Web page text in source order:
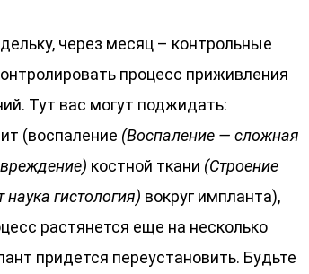
через месяц – контрольные
процесс приживления
Тут вас могут поджидать:
(воспаление (Воспаление — сложная
костной ткани (Строение
гистология) вокруг импланта),
растянется еще на несколько
придется переустановить. Будьте